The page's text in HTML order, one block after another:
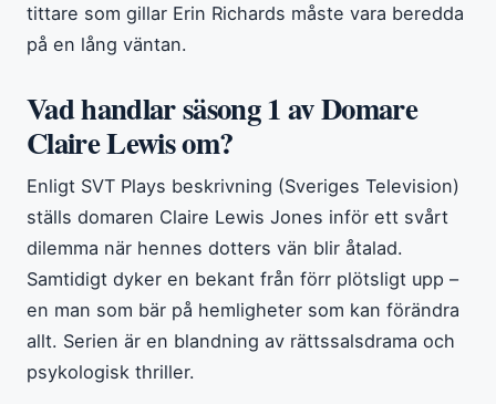
tittare som gillar Erin Richards måste vara beredda
på en lång väntan.
Vad handlar säsong 1 av Domare
Claire Lewis om?
Enligt SVT Plays beskrivning (Sveriges Television)
ställs domaren Claire Lewis Jones inför ett svårt
dilemma när hennes dotters vän blir åtalad.
Samtidigt dyker en bekant från förr plötsligt upp –
en man som bär på hemligheter som kan förändra
allt. Serien är en blandning av rättssalsdrama och
psykologisk thriller.